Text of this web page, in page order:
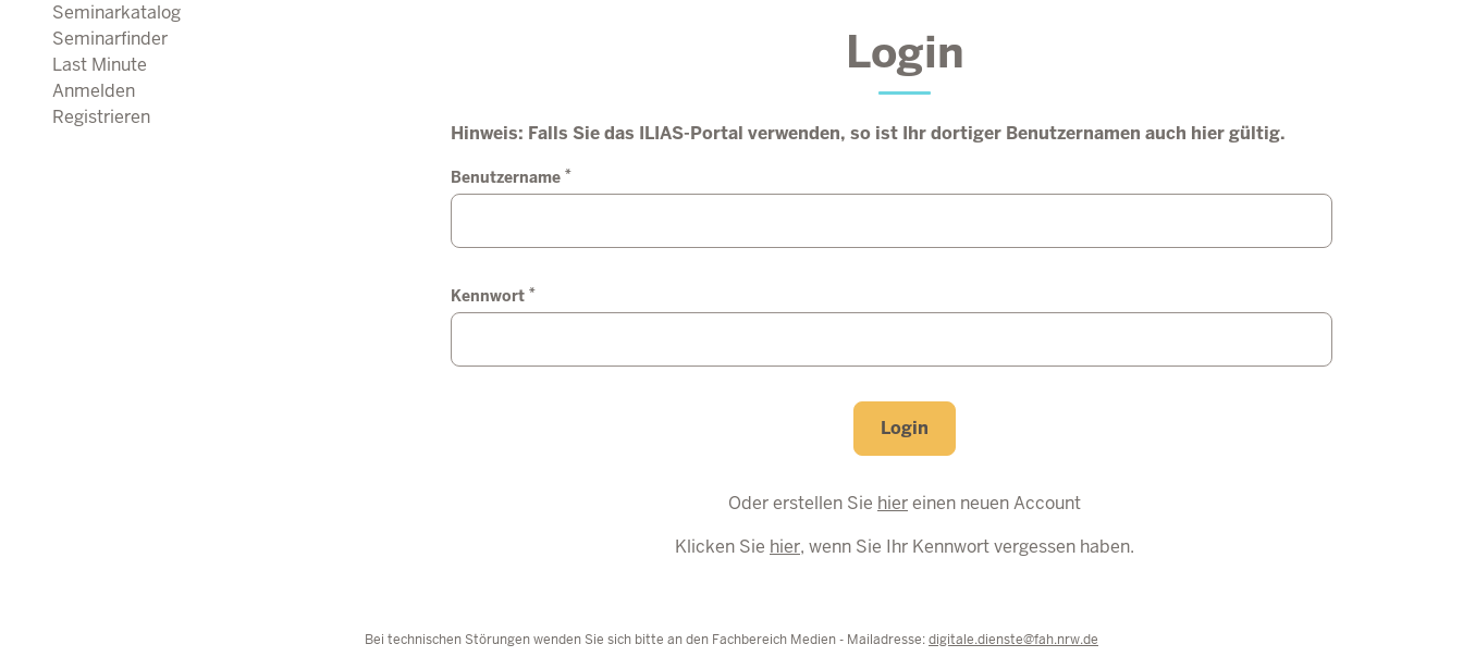
Seminarkatalog
Seminarfinder
Last Minute
Anmelden
Registrieren
Login
Hinweis: Falls Sie das ILIAS-Portal verwenden, so ist Ihr dortiger Benutzernamen auch hier gültig.
Benutzername *
Kennwort *
Login
Oder erstellen Sie hiereinen neuen Account
Klicken Sie hier, wenn Sie Ihr Kennwort vergessen haben.
Bei technischen Störungen wenden Sie sich bitte an den Fachbereich Medien - Mailadresse:digitale.dienste@fah.nrw.de